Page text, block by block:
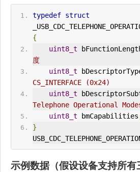
typedef struct
_USB_ CDC
{
uint8_t
度
uint8_t
CS_ INTERFACE (0x24)
uint8_t
Telephone Operational
uint8_t bmCapabilities
}
USB_ CDC
示例数据（假设设备支持所有